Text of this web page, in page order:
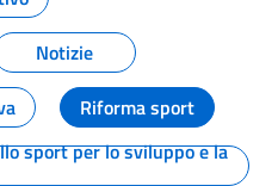
Notizie
Riforma sport
sport per lo sviluppo e la